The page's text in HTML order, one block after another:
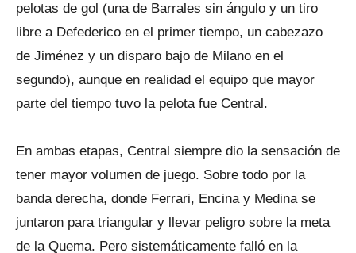
pelotas de gol (una de Barrales sin ángulo y un tiro
libre a Defederico en el primer tiempo, un cabezazo
de Jiménez y un disparo bajo de Milano en el
segundo), aunque en realidad el equipo que mayor
parte del tiempo tuvo la pelota fue Central.
En ambas etapas, Central siempre dio la sensación de
tener mayor volumen de juego. Sobre todo por la
banda derecha, donde Ferrari, Encina y Medina se
juntaron para triangular y llevar peligro sobre la meta
de la Quema. Pero sistemáticamente falló en la